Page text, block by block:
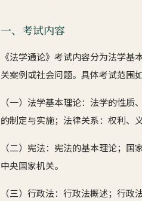
一、考试内容
《法学通论》考试内容分为法学
关案例或社会问题。具体考试范围如
（一）法学基本理论：法学的性
的制定与实施；法律关系：权利、
（二）宪法：宪法的基本理论；
中央国家机关。
（三）行政法：行政法概述；行